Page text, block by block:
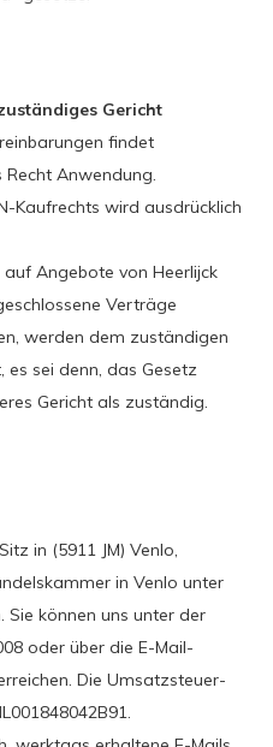
Gericht
findet
Recht Anwendung.
Kaufrechts wird ausdrücklich
Angebote von Heerlijck
Verträge
werden dem zuständigen
es sei denn, das Gesetz
Gericht als zuständig.
in (5911 JM) Venlo,
in Venlo unter
Sie können uns unter der
oder über die E-Mail-
Die Umsatzsteuer-